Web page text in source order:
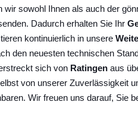
wir sowohl Ihnen als auch der
Dadurch erhalten Sie Ihr
kontinuierlich in unsere
den neuesten technischen
sich von Ratingen aus
von unserer Zuverlässigkeit
Wir freuen uns darauf, Sie